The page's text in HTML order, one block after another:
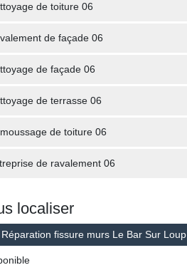
de toiture 06
de façade 06
de façade 06
de terrasse 06
de toiture 06
de ravalement 06
localiser
Réparation fissure murs Le Bar Sur Loup